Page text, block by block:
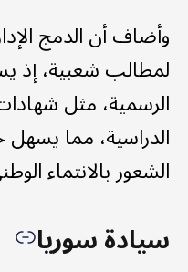
وأضاف أن الدمج
لمطالب شعبية، إذ
الرسمية، مثل
الدراسية، مما يسهل
الشعور بالانتماء
سيادة سوريا